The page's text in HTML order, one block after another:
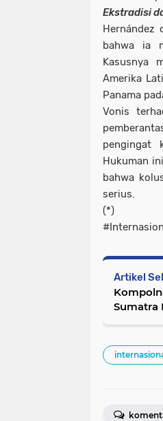
Ekstradisi
Hernández
bahwa ia
Kasusnya
Amerika
Panama
Vonis
pengingat
Hukuman
bahwa
serius.
(*)
Artikel
Sumatra